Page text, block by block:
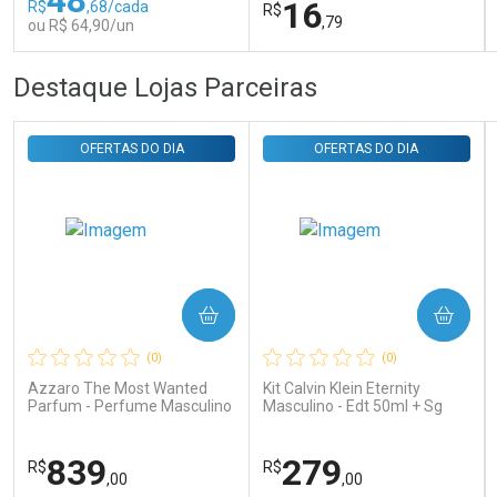
R$
,68/cada
ou R$ 64,90/un
FECHAR
Laboratório
Comprar sem Desconto
Por R$ 64,90/cada
FECHAR
Por Menos
Comprar sem Desconto
Por R$ 64,90/cada
R$16,79
Comprar sem Desconto
Por R$ 16,79/cada
Comprar sem Desconto
Por R$ 16,79/cada
Destaque Lojas Parceiras
(0)
Azzaro The Most Wanted
Parfum - Perfume Masculino
OFERTAS DO DIA
R$839,00
COMPRAR
(0)
Kit Calvin Klein Eternity
Masculino - Edt 50ml + Sg
OFERTAS DO DIA
R$279,00
COMPRAR